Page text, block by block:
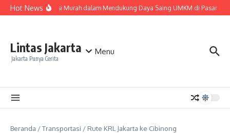
Lewati ke konten
Hot News
Peran Ekspedisi Murah dalam Mendukung Daya Saing UMKM di Pasar
Lintas Jakarta
Jakarta Punya Cerita
Menu
Beranda /Transportasi / Rute KRL Jakarta ke Cibinong